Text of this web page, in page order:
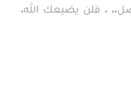
. فلن يضيعك الله.